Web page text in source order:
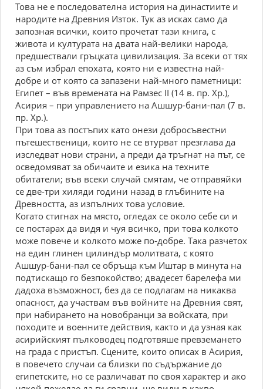
Това не е последователна история на династиите и
народите на Древния Изток. Тук аз исках само да
запозная всички, които прочетат тази книга, с
живота и културата на двата най-велики народа,
предшествали гръцката цивилизация. За всеки от тях
аз съм избрал епохата, която ни е известна най-
добре и от която са запазени най-много паметници:
Египет – във времената на Рамзес ІІ (14 в. пр. Хр.),
Асирия – при управлението на Ашшур-бани-пал (7 в.
пр. Хр.).
При това аз постъпих като онези добросъвестни
пътешественици, които не се втурват презглава да
изследват нови страни, а преди да тръгнат на път, се
осведомяват за обичаите и езика на техните
обитатели; във всеки случай смятам, че отправяйки
се две-три хиляди години назад в глъбините на
Древността, аз изпълних това условие.
Когато стигнах на място, огледах се около себе си и
се постарах да видя и чуя всичко, при това колкото
може повече и колкото може по-добре. Така разчетох
на един глинен цилиндър молитвата, с която
Ашшур-бани-пал се обръща към Иштар в минута на
подтискащо го безпокойство; двадесет барелефа ми
дадоха възможност, без да се подлагам на никаква
опасност, да участвам във войните на Древния свят,
при набирането на новобранци за войската, при
походите и военните действия, както и да узная как
асирийският пълководец подготвяше превземането
на града с пристъп. Сцените, които описах в Асирия,
в повечето случаи са близки по съдържание до
египетските, но се различават по своя характер и ако